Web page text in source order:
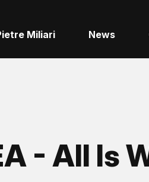
Miliari News
- All Is